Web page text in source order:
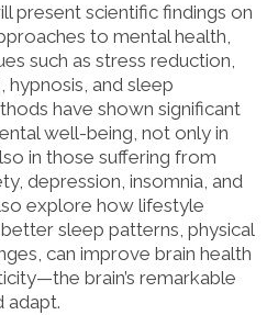
present scientific findings on
to mental health,
such as stress reduction,
hypnosis, and sleep
have shown significant
well-being, not only in
in those suffering from
depression, insomnia, and
explore how lifestyle
sleep patterns, physical
can improve brain health
brain’s remarkable
adapt.